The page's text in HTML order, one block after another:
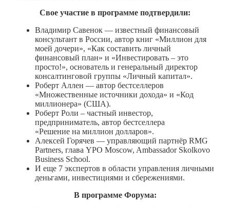
Свое участие в программе подтвердили:
Владимир Савенок — известный финансовый
консультант в России, автор книг «Миллион для
моей дочери», «Как составить личный
финансовый план» и «Инвестировать – это
просто!», основатель и генеральный директор
консалтинговой группы «Личный капитал».
Роберт Аллен — автор бестселлеров
«Множественные источники дохода» и «Код
миллионера» (США).
Роберт Роли – частный инвестор,
предприниматель, автор бестселлера
«Решение на миллион долларов».
Алексей Горячев — управляющий партнёр RMG
Partners, глава YPO Moscow, Ambassador Skolkovo
Business School.
И еще 7 экспертов в области управления личными
деньгами, инвестициями и сбережениями.
В программе Форума: